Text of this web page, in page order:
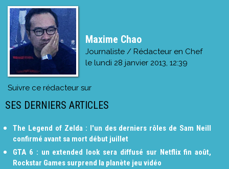
Maxime Chao
Journaliste / Rédacteur en Chef
le lundi 28 janvier 2013, 12:39
Suivre ce rédacteur sur
SES DERNIERS ARTICLES
The Legend of Zelda : l'un des derniers rôles de Sam Neill
confirmé avant sa mort début juillet
GTA 6 : un extended look sera diffusé sur Netflix fin août,
Rockstar Games surprend la planète jeu vidéo